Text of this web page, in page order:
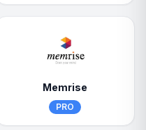
Memrise
PRO